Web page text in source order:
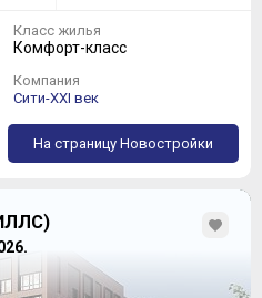
Класс жилья
Комфорт-класс
Компания
Сити-XXI век
На страницу Новостройки